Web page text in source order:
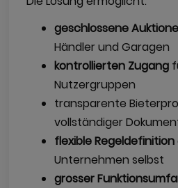
geschlossene
Händler und Garagen
kontrollierten Zugang
Nutzergruppen
transparente
vollständiger
flexible Regeldefinition
Unternehmen selbst
grosser